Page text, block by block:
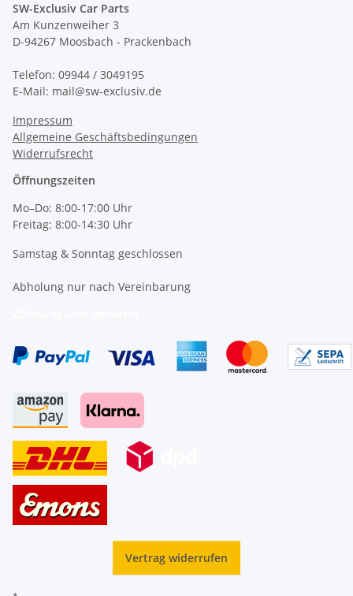
SW-Exclusiv Car Parts
Am Kunzenweiher 3
D-94267 Moosbach - Prackenbach
Telefon: 09944 / 3049195
E-Mail: mail@sw-exclusiv.de
Impressum
Allgemeine Geschäftsbedingungen
Widerrufsrecht
Öffnungszeiten
Mo–Do: 8:00-17:00 Uhr
Freitag: 8:00-14:30 Uhr
Samstag & Sonntag geschlossen
Abholung nur nach Vereinbarung
Vertrag widerrufen